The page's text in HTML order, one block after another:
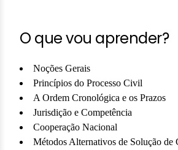
O que vou aprender?
Noções Gerais
Princípios do Processo Civil
A Ordem Cronológica e os Prazos
Jurisdição e Competência
Cooperação Nacional
Métodos Alternativos de Solução de